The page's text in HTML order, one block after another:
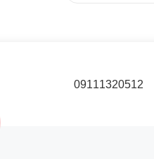
09111320512